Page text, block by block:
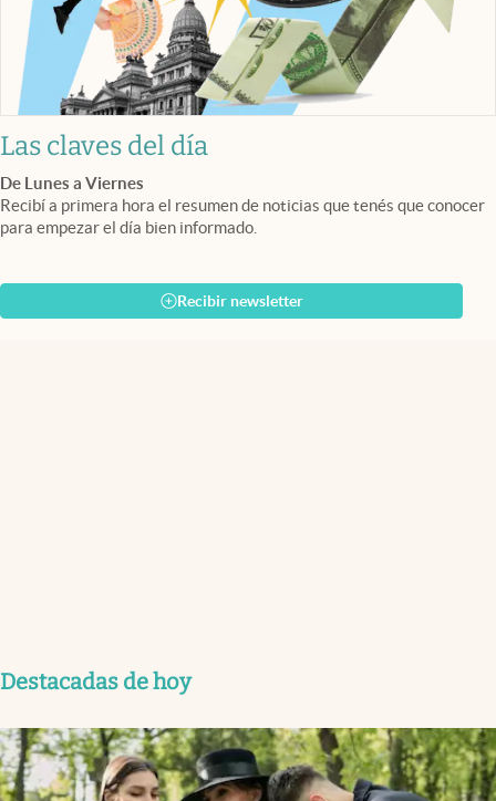
Las claves del día
De Lunes a Viernes
Recibí a primera hora el resumen de noticias que tenés que conocer
para empezar el día bien informado.
Recibir newsletter
Destacadas de hoy